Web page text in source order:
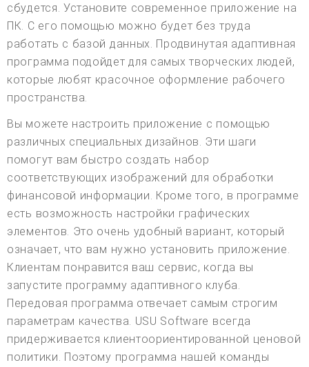
сбудется. Установите современное приложение на
ПК. С его помощью можно будет без труда
работать с базой данных. Продвинутая адаптивная
программа подойдет для самых творческих людей,
которые любят красочное оформление рабочего
пространства.
Вы можете настроить приложение с помощью
различных специальных дизайнов. Эти шаги
помогут вам быстро создать набор
соответствующих изображений для обработки
финансовой информации. Кроме того, в программе
есть возможность настройки графических
элементов. Это очень удобный вариант, который
означает, что вам нужно установить приложение.
Клиентам понравится ваш сервис, когда вы
запустите программу адаптивного клуба.
Передовая программа отвечает самым строгим
параметрам качества. USU Software всегда
придерживается клиентоориентированной ценовой
политики. Поэтому программа нашей команды